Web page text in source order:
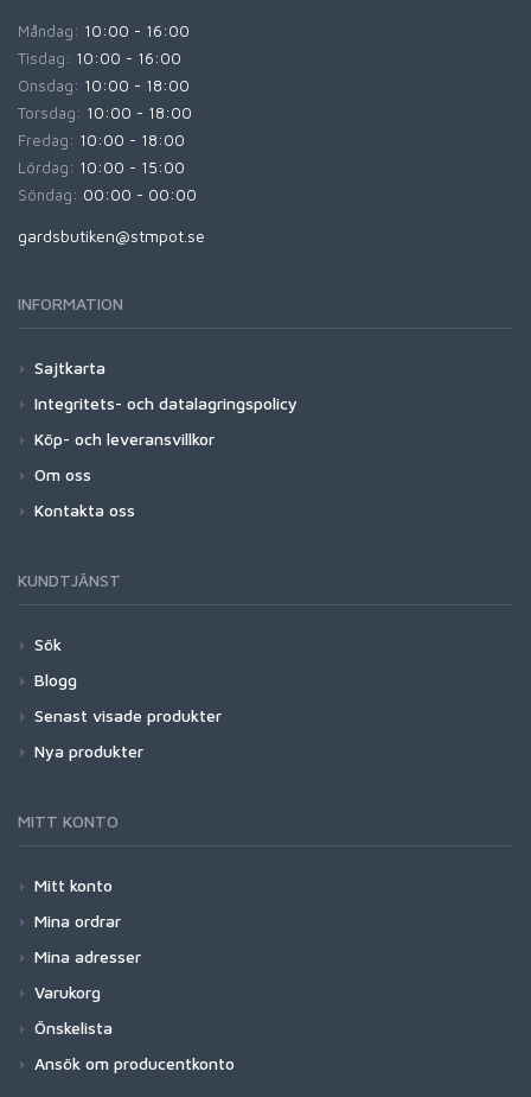
Måndag: 10:00 - 16:00
Tisdag: 10:00 - 16:00
Onsdag: 10:00 - 18:00
Torsdag: 10:00 - 18:00
Fredag: 10:00 - 18:00
Lördag: 10:00 - 15:00
Söndag: 00:00 - 00:00
gardsbutiken@stmpot.se
INFORMATION
Sajtkarta
Integritets- och datalagringspolicy
Köp- och leveransvillkor
Om oss
Kontakta oss
KUNDTJÄNST
Sök
Blogg
Senast visade produkter
Nya produkter
MITT KONTO
Mitt konto
Mina ordrar
Mina adresser
Varukorg
Önskelista
Ansök om producentkonto